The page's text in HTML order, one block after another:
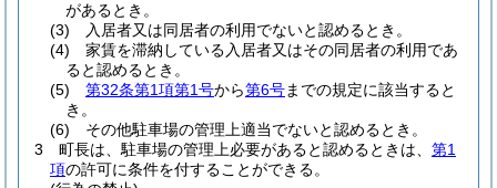
があるとき。
(3)
入居者又は同居者の利用でないと認めるとき。
(4)
家賃を滞納している入居者又はその同居者の利用であ
ると認めるとき。
(5)
第32条第1項第1号から第6号までの規定に該当すると
き。
(6)
その他駐車場の管理上適当でないと認めるとき。
3
町長は、駐車場の管理上必要があると認めるときは、 第1
項の許可に条件を付することができる。